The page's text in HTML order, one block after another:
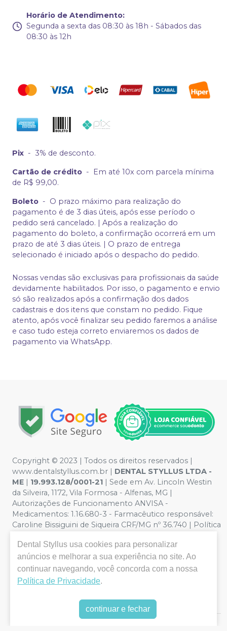
Horário de Atendimento:
Segunda a sexta das 08:30 às 18h - Sábados das
08:30 às 12h
Pix - 3% de desconto.
Cartão de crédito -
Em até 10x com parcela mínima
de R$ 99,00.
Boleto - O prazo máximo para realização do
pagamento é de 3 dias úteis, após esse período o
pedido será cancelado. | Após a realização do
pagamento do boleto, a confirmação ocorrerá em um
prazo de até 3 dias úteis. | O prazo de entrega
selecionado é iniciado após o despacho do pedido.
Nossas vendas são exclusivas para profissionais da saúde
devidamente habilitados. Por isso, o pagamento e envio
só são realizados após a confirmação dos dados
cadastrais e dos itens que constam no pedido. Fique
atento, após você finalizar seu pedido faremos a análise
e caso tudo esteja correto enviaremos os dados de
pagamento via WhatsApp.
Copyright © 2023 | Todos os direitos reservados |
www.dentalstyllus.com.br | DENTAL STYLLUS LTDA -
ME
19.993.128/0001-21 | Sede em Av. Lincoln Westin
da Silveira, 1172, Vila Formosa - Alfenas, MG |
Autorizações de Funcionamento ANVISA -
Medicamentos: 1.16.680-3 - Farmacêutico responsável:
Caroline Bissiguini de Siqueira CRF/MG nº 36.740 | Política
ilustrativas - Os preços e condições da loja virtual estão
sujeitos a alterações. Em caso de divergência de preços
no site, o valor válido é o do Carrinho de Compra. Não
vendemos por atacado, por isso nos reservamos o
Dental Styllus usa cookies para personalizar
anúncios e melhorar a sua experiência no site. Ao
continuar navegando, você concorda com a nossa
Política de Privacidade.
continuar e fechar